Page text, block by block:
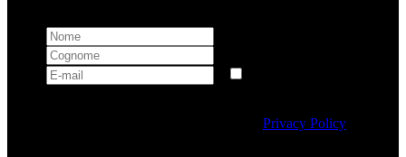
dei dati personali conformemente allaPrivacy Policy